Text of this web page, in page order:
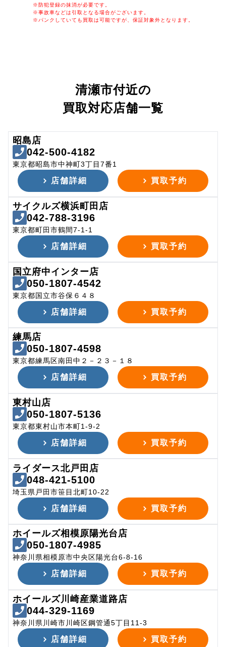
※防犯登録の抹消が必要です。
※事故車などは引取となる場合がございます。
※パンクしていても買取は可能ですが、保証対象外となります。
清瀬市付近の
買取対応店舗一覧
昭島店
042-500-4182
東京都昭島市中神町3丁目7番1
店舗詳細 買取予約
サイクルズ横浜町田店
042-788-3196
東京都町田市鶴間7-1-1
店舗詳細 買取予約
国立府中インター店
050-1807-4542
東京都国立市谷保６４８
店舗詳細 買取予約
練馬店
050-1807-4598
東京都練馬区南田中２－２３－１８
店舗詳細 買取予約
東村山店
050-1807-5136
東京都東村山市本町1-9-2
店舗詳細 買取予約
ライダース北戸田店
048-421-5100
埼玉県戸田市笹目北町10-22
店舗詳細 買取予約
ホイールズ相模原陽光台店
050-1807-4985
神奈川県相模原市中央区陽光台6-8-16
店舗詳細 買取予約
ホイールズ川崎産業道路店
044-329-1169
神奈川県川崎市川崎区鋼管通5丁目11-3
店舗詳細 買取予約